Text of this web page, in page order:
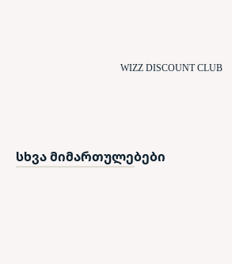
WIZZ DISCOUNT CLUB
სხვა მიმართულებები